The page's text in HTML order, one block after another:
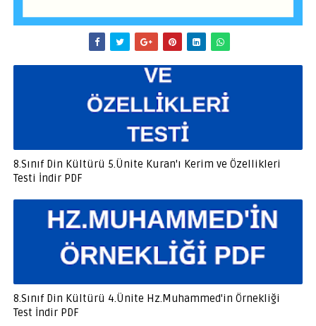
8.Sınıf Din Kültürü 5.Ünite Kuran'ı Kerim ve Özellikleri
Testi İndir PDF
8.Sınıf Din Kültürü 4.Ünite Hz.Muhammed'in Örnekliği
Test İndir PDF